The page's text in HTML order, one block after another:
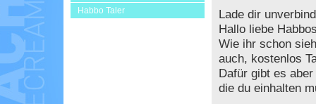
Habbo Taler
Lade dir
Hallo liebe
Wie ihr schon
auch, kostenlos
Dafür gibt es aber
die du einhalten